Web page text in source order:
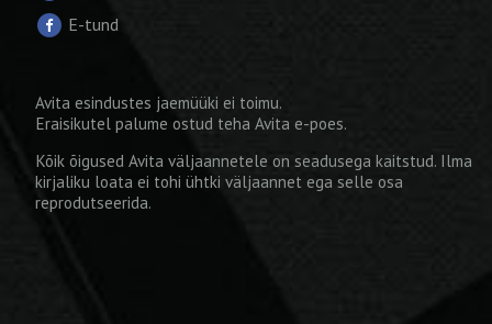
E-tund
Avita esindustes jaemüüki ei toimu.
Eraisikutel palume ostud teha Avita e-poes.
Kõik õigused Avita väljaannetele on seadusega kaitstud. Ilma
kirjaliku loata ei tohi ühtki väljaannet ega selle osa
reprodutseerida.